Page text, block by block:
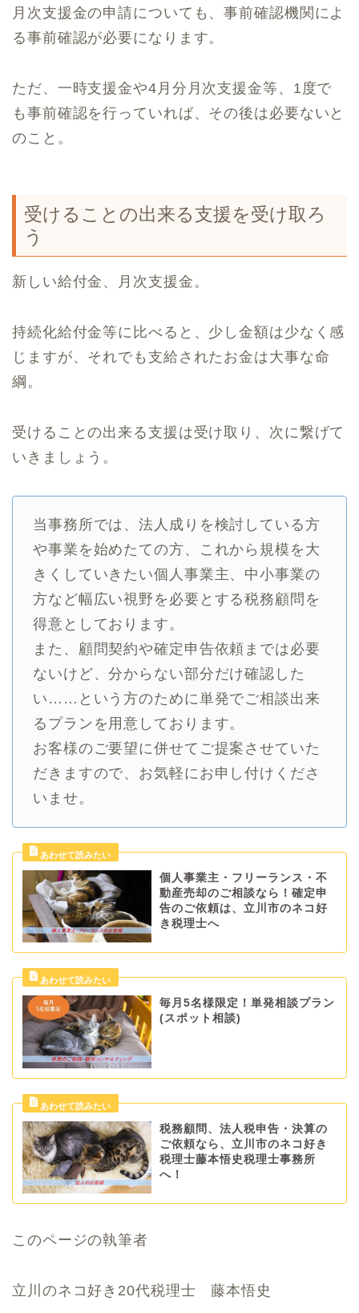
月次支援金の申請についても、事前確認機関によ
る事前確認が必要になります。
ただ、一時支援金や4月分月次支援金等、1度で
も事前確認を行っていれば、その後は必要ないと
のこと。
受けることの出来る支援を受け取ろ
う
新しい給付金、月次支援金。
持続化給付金等に比べると、少し金額は少なく感
じますが、それでも支給されたお金は大事な命
綱。
受けることの出来る支援は受け取り、次に繋げて
いきましょう。
当事務所では、法人成りを検討している方
や事業を始めたての方、これから規模を大
きくしていきたい個人事業主、中小事業の
方など幅広い視野を必要とする税務顧問を
得意としております。
また、顧問契約や確定申告依頼までは必要
ないけど、分からない部分だけ確認した
い……という方のために単発でご相談出来
るプランを用意しております。
お客様のご要望に併せてご提案させていた
だきますので、お気軽にお申し付けくださ
いませ。
個人事業主・フリーランス・不
動産売却のご相談なら！確定申
告のご依頼は、立川市のネコ好
き税理士へ
毎月5名様限定！単発相談プラン
(スポット相談)
税務顧問、法人税申告・決算の
ご依頼なら、立川市のネコ好き
税理士藤本悟史税理士事務所
へ！
このページの執筆者
立川のネコ好き20代税理士 藤本悟史